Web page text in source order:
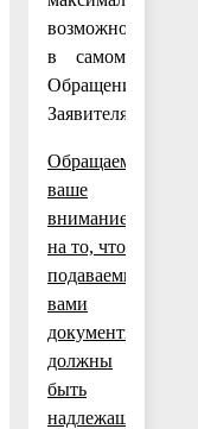
возможной)
в самом
Обращении
Заявителя.
Обращаем
ваше
внимание
на то, что
подаваемые
вами
документы
должны
быть
надлежащего